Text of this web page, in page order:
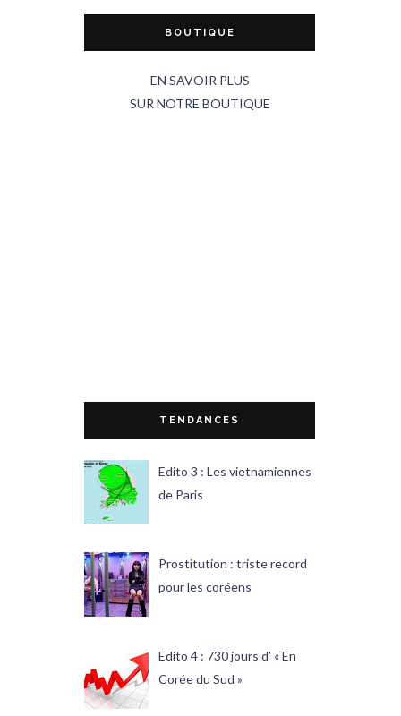
BOUTIQUE
EN SAVOIR PLUS
SUR NOTRE BOUTIQUE
TENDANCES
Edito 3 : Les vietnamiennes
de Paris
Prostitution : triste record
pour les coréens
Edito 4 : 730 jours d’ « En
Corée du Sud »